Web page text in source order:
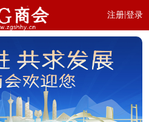
注册 登录